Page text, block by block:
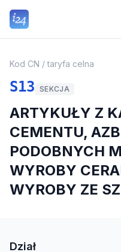
Kod CN / taryfa celna
S13 SEKCJA
ARTYKUŁY Z
CEMENTU,
PODOBNYCH
WYROBY
WYROBY ZE
Dział